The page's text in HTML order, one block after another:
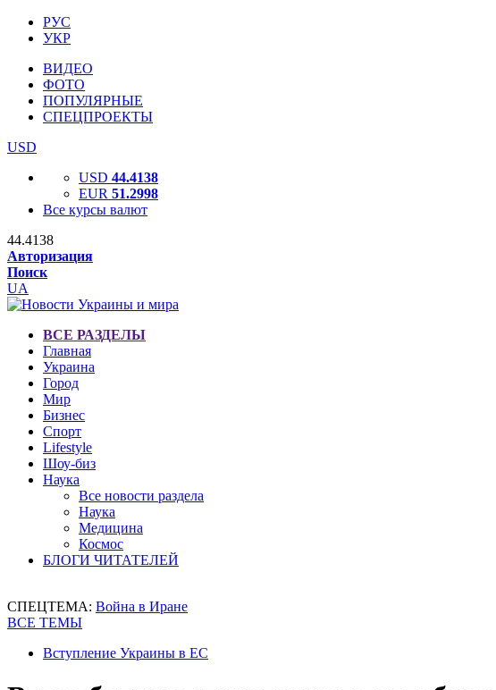
РУС
УКР
ВИДЕО
ФОТО
ПОПУЛЯРНЫЕ
СПЕЦПРОЕКТЫ
USD
USD 44.4138
EUR 51.2998
Все курсы валют
44.4138
Авторизация
Поиск
UA
ВСЕ РАЗДЕЛЫ
Главная
Украина
Город
Мир
Бизнес
Спорт
Lifestyle
Шоу-биз
Наука
Все новости раздела
Наука
Медицина
Космос
БЛОГИ ЧИТАТЕЛЕЙ
СПЕЦТЕМА: Война в Иране
ВСЕ ТЕМЫ
Вступление Украины в ЕС